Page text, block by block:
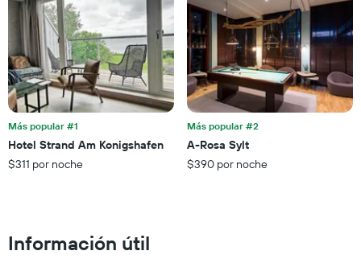
Más popular #1
Hotel Strand Am Konigshafen
$311 por noche
Más popular #2
A-Rosa Sylt
$390 por noche
Información útil